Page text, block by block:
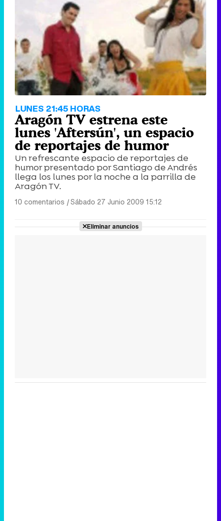
LUNES 21:45 HORAS
Aragón TV estrena este
lunes 'Aftersún', un espacio
de reportajes de humor
Un refrescante espacio de reportajes de
humor presentado por Santiago de Andrés
llega los lunes por la noche a la parrilla de
Aragón TV.
10 comentarios |Sábado 27 Junio 2009 15:12
Eliminar anuncios